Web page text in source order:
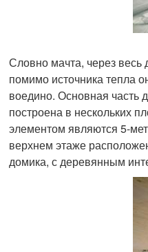
Словно мачта, через
помимо источника тепла
воедино. Основная часть
построена в нескольких
элементом являются 5-
верхнем этаже
домика, с деревянным